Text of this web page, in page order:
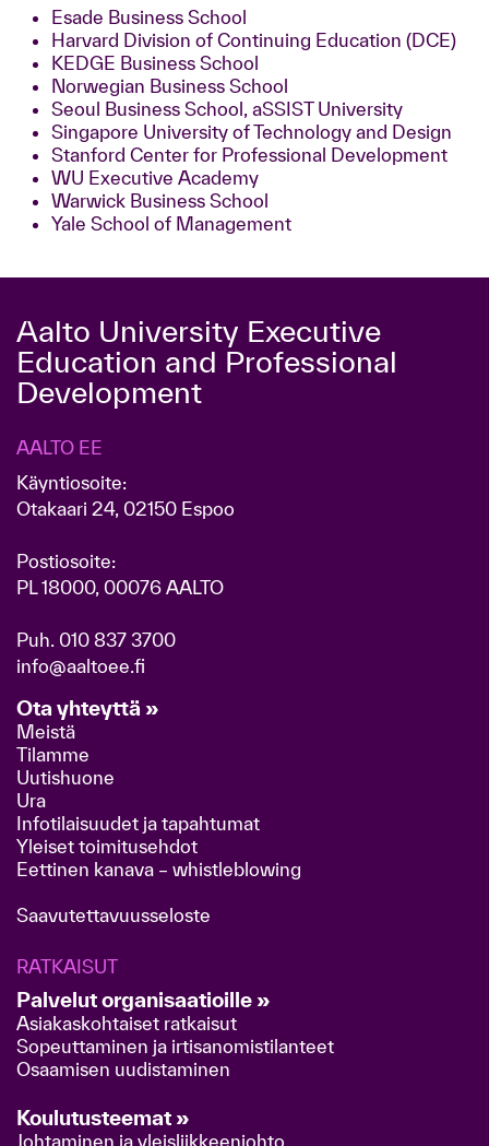
Esade Business School
Harvard Division of Continuing Education (DCE)
KEDGE Business School
Norwegian Business School
Seoul Business School, aSSIST University
Singapore University of Technology and Design
Stanford Center for Professional Development
WU Executive Academy
Warwick Business School
Yale School of Management
Aalto University Executive
Education and Professional
Development
AALTO EE
Käyntiosoite:
Otakaari 24, 02150 Espoo
Postiosoite:
PL 18000, 00076 AALTO
Puh. 010 837 3700
info@aaltoee.fi
Ota yhteyttä »
Meistä
Tilamme
Uutishuone
Ura
Infotilaisuudet ja tapahtumat
Yleiset toimitusehdot
Eettinen kanava – whistleblowing
Saavutettavuusseloste
RATKAISUT
Palvelut organisaatioille »
Asiakaskohtaiset ratkaisut
Sopeuttaminen ja irtisanomistilanteet
Osaamisen uudistaminen
Koulutusteemat »
Johtaminen ja yleisliikkeenjohto